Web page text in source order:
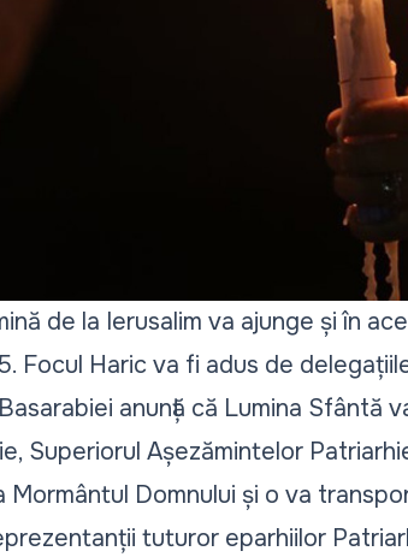
de la Ierusalim va ajunge și în
Focul Haric va fi adus de
anunță că Lumina Sfântă
Superiorul Așezămintelor
Mormântul Domnului și o va
tuturor eparhiilor